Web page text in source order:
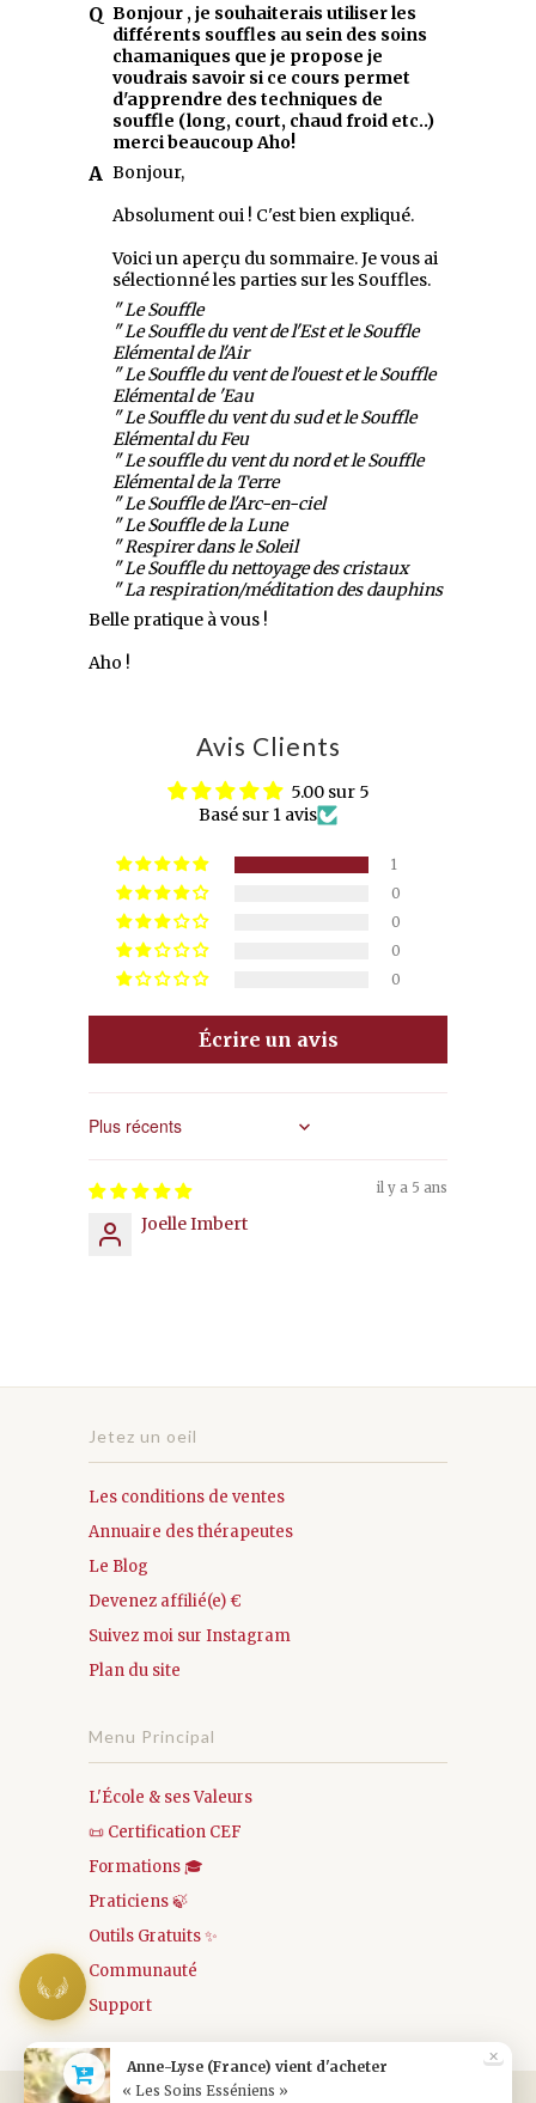
Bonjour , je souhaiterais utiliser les
différents souffles au sein des soins
chamaniques que je propose je
voudrais savoir si ce cours permet
d'apprendre des techniques de
souffle (long, court, chaud froid etc..)
merci beaucoup Aho!
Bonjour,
Absolument oui ! C'est bien expliqué.
Voici un aperçu du sommaire. Je vous ai
sélectionné les parties sur les Souffles.
" Le Souffle
" Le Souffle du vent de l'Est et le Souffle
Elémental de l'Air
" Le Souffle du vent de l'ouest et le Souffle
Elémental de 'Eau
" Le Souffle du vent du sud et le Souffle
Elémental du Feu
" Le souffle du vent du nord et le Souffle
Elémental de la Terre
" Le Souffle de l'Arc-en-ciel
" Le Souffle de la Lune
" Respirer dans le Soleil
" Le Souffle du nettoyage des cristaux
" La respiration/méditation des dauphins
Belle pratique à vous !
Aho !
Avis Clients
5.00 sur 5
Basé sur 1 avis
1
0
0
0
0
Écrire un avis
Sort by
il y a 5 ans
Joelle Imbert
Jetez un oeil
Les conditions de ventes
Annuaire des thérapeutes
Le Blog
Devenez affilié(e) €
Suivez moi sur Instagram
Plan du site
Menu Principal
L'École & ses Valeurs
📜 Certification CEF
Formations 🎓
Praticiens 🍃
Outils Gratuits ✨
Communauté
Support
Anne-Lyse (France) vient d'acheter
« Les Soins Esséniens »
✕